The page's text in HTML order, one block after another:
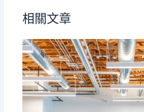
相關文章